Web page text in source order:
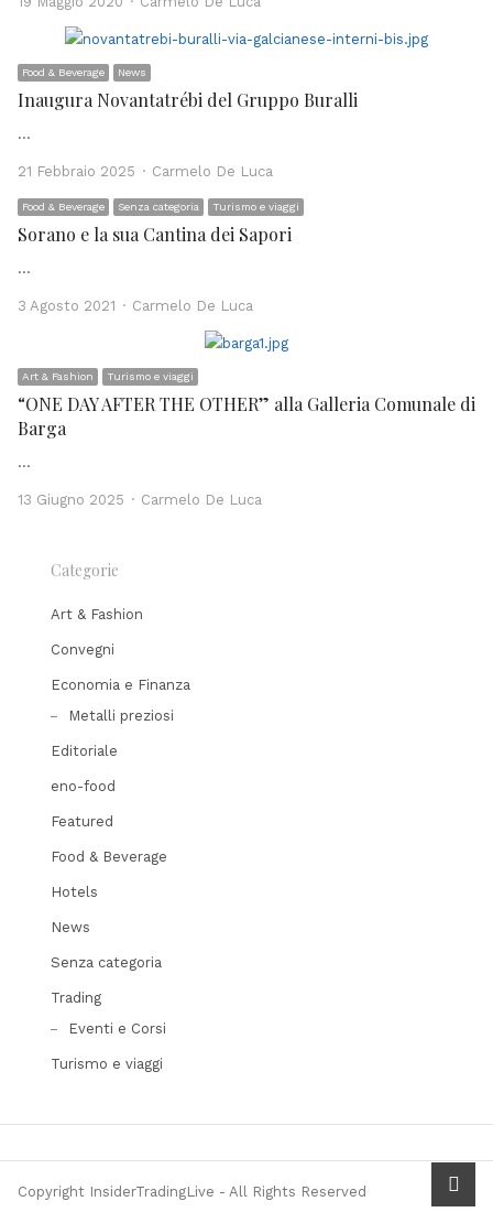
Food & Beverage News
Inaugura Novantatrébi del Gruppo Buralli
…
21 Febbraio 2025 Author
Carmelo De Luca
Food & Beverage Senza categoria Turismo e viaggi
Sorano e la sua Cantina dei Sapori
…
3 Agosto 2021 Author
Carmelo De Luca
Art & Fashion Turismo e viaggi
“ONE DAY AFTER THE OTHER” alla Galleria Comunale di
Barga
…
13 Giugno 2025 Author
Carmelo De Luca
Categorie
Art & Fashion
Convegni
Economia e Finanza
Metalli preziosi
Editoriale
eno-food
Featured
Food & Beverage
Hotels
News
Senza categoria
Trading
Eventi e Corsi
Turismo e viaggi
Copyright InsiderTradingLive - All Rights Reserved